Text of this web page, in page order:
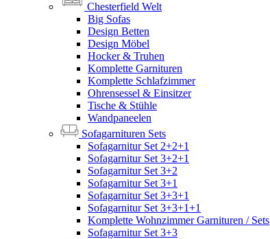
Chesterfield Welt
Big Sofas
Design Betten
Design Möbel
Hocker & Truhen
Komplette Garnituren
Komplette Schlafzimmer
Ohrensessel & Einsitzer
Tische & Stühle
Wandpaneelen
Sofagarnituren Sets
Sofagarnitur Set 2+2+1
Sofagarnitur Set 3+2+1
Sofagarnitur Set 3+2
Sofagarnitur Set 3+1
Sofagarnitur Set 3+3+1
Sofagarnitur Set 3+3+1+1
Komplette Wohnzimmer Garnituren / Sets
Sofagarnitur Set 3+3